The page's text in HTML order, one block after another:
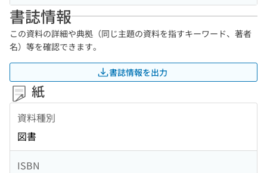
書誌情報
この資料の詳細や典拠（同じ主題の資料を指すキーワード、著者
名）等を確認できます。
書誌情報を出力
紙
資料種別
図書
ISBN